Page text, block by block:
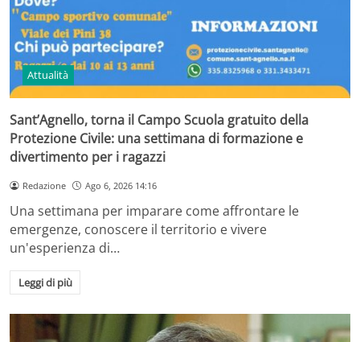
Attualità
Sant’Agnello, torna il Campo Scuola gratuito della
Protezione Civile: una settimana di formazione e
divertimento per i ragazzi
Redazione Ago 6, 2026 14:16
Una settimana per imparare come affrontare le
emergenze, conoscere il territorio e vivere
un'esperienza di…
Leggi di più